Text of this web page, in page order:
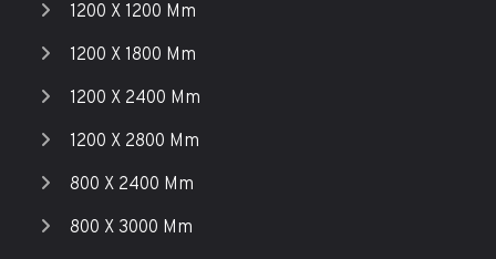
1200 X 1200 Mm
1200 X 1800 Mm
1200 X 2400 Mm
1200 X 2800 Mm
800 X 2400 Mm
800 X 3000 Mm